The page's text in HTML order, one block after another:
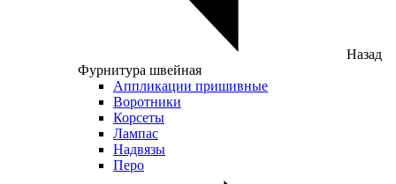
Назад
Фурнитура швейная
Аппликации пришивные
Воротники
Корсеты
Лампас
Надвязы
Перо